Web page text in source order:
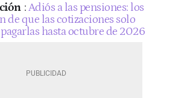
:Adiós a las pensiones: los
de que las cotizaciones solo
hasta octubre de 2026